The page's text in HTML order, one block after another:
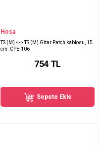
Hosa
TS (M) <-> TS (M) Gitar Patch kablosu, 15
cm. CPE-106
754 TL
Sepete Ekle